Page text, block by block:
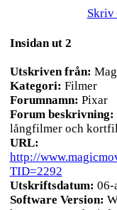
Skriv
Insidan ut 2
Utskriven från:
Kategori: Filmer
Forumnamn: Pixar
Forum beskrivning:
långfilmer och
URL:
http://
TID=2292
Utskriftsdatum: 06-
Software Version: